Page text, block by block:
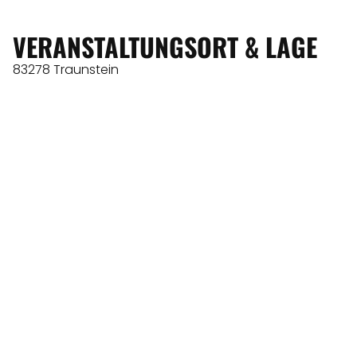
VERANSTALTUNGSORT & LAGE
83278 Traunstein